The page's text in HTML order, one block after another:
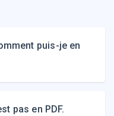
puis-je en
pas en PDF.